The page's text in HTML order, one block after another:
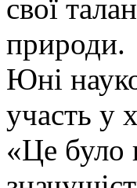
свої
природи.
Юні
участь у
«Це було